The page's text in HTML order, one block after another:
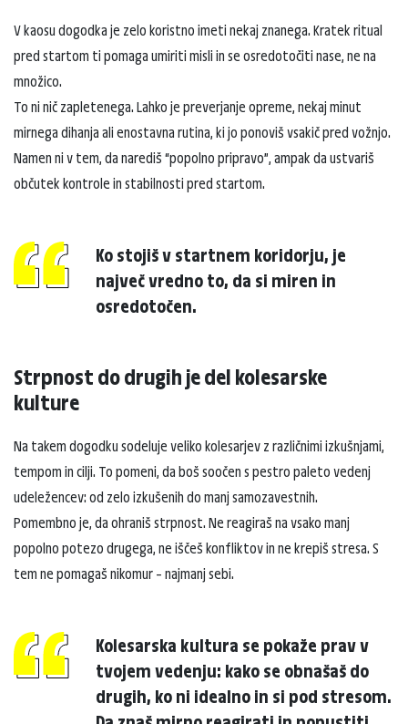
V kaosu dogodka je zelo koristno imeti nekaj znanega. Kratek ritual
pred startom ti pomaga umiriti misli in se osredotočiti nase, ne na
množico.
To ni nič zapletenega. Lahko je preverjanje opreme, nekaj minut
mirnega dihanja ali enostavna rutina, ki jo ponoviš vsakič pred vožnjo.
Namen ni v tem, da narediš “popolno pripravo”, ampak da ustvariš
občutek kontrole in stabilnosti pred startom.
Ko stojiš v startnem koridorju, je
največ vredno to, da si miren in
osredotočen.
Strpnost do drugih je del kolesarske
kulture
Na takem dogodku sodeluje veliko kolesarjev z različnimi izkušnjami,
tempom in cilji. To pomeni, da boš soočen s pestro paleto vedenj
udeležencev: od zelo izkušenih do manj samozavestnih.
Pomembno je, da ohraniš strpnost. Ne reagiraš na vsako manj
popolno potezo drugega, ne iščeš konfliktov in ne krepiš stresa. S
tem ne pomagaš nikomur – najmanj sebi.
Kolesarska kultura se pokaže prav v
tvojem vedenju: kako se obnašaš do
drugih, ko ni idealno in si pod stresom.